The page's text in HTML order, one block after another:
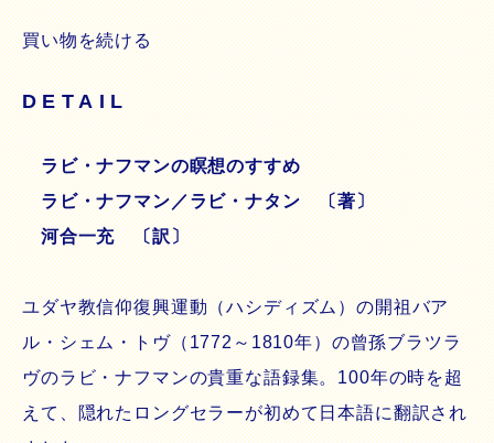
買い物を続ける
DETAIL
ラビ・ナフマンの瞑想のすすめ
ラビ・ナフマン／ラビ・ナタン 〔著〕
河合一充 〔訳〕
ユダヤ教信仰復興運動（ハシディズム）の開祖バア
ル・シェム・トヴ（1772～1810年）の曾孫ブラツラ
ヴのラビ・ナフマンの貴重な語録集。100年の時を超
えて、隠れたロングセラーが初めて日本語に翻訳され